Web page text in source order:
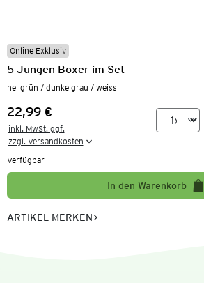
Online Exklusiv
5 Jungen Boxer im Set
hellgrün / dunkelgrau / weiss
Preis:
22,99 €
inkl. MwSt. ggf.
zzgl. Versandkosten
Verfügbar
In den Warenkorb
ARTIKEL MERKEN